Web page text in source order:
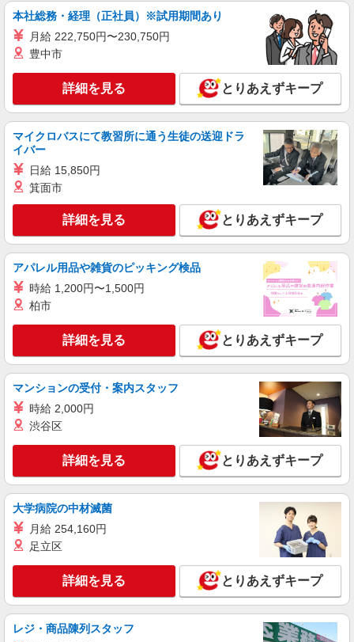
時給1200円以上 給料前払い：勤務実績の7割ま
で可能（月間の上限3万円）
滋賀県長浜市湖北町八日市850
キープ 詳細を見る
朝食ホール・キッチンスタッフ
時給1250円 試用期間中 時給1250円(試用期間2
キープ 詳細を見る
派遣社員
株式会社ユース.GF 滋賀支店/g04_3123
時給1250円
滋賀県長浜市
キープ 詳細を見る
本社総務・経理（正社員）※試用期間あり
月給 222,750円〜230,750円
豊中市
詳細を見る とりあえずキープ
マイクロバスにて教習所に通う生徒の送迎ドラ
イバー
日給 15,850円
箕面市
詳細を見る とりあえずキープ
アパレル用品や雑貨のピッキング検品
時給 1,200円〜1,500円
柏市
詳細を見る とりあえずキープ
マンションの受付・案内スタッフ
時給 2,000円
渋谷区
詳細を見る とりあえずキープ
大学病院の中材滅菌
月給 254,160円
足立区
詳細を見る とりあえずキープ
レジ・商品陳列スタッフ